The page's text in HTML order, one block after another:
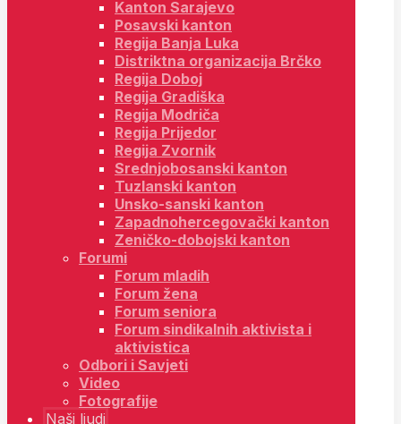
Kanton Sarajevo
Posavski kanton
Regija Banja Luka
Distriktna organizacija Brčko
Regija Doboj
Regija Gradiška
Regija Modriča
Regija Prijedor
Regija Zvornik
Srednjobosanski kanton
Tuzlanski kanton
Unsko-sanski kanton
Zapadnohercegovački kanton
Zeničko-dobojski kanton
Forumi
Forum mladih
Forum žena
Forum seniora
Forum sindikalnih aktivista i
aktivistica
Odbori i Savjeti
Video
Fotografije
Naši ljudi